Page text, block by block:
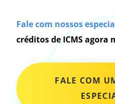
Fale com nossos
créditos de ICMS agora
FALE COM